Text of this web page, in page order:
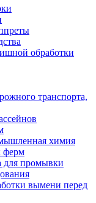
обработки
транспорта,
химия
ферм
для промывки
вымени перед